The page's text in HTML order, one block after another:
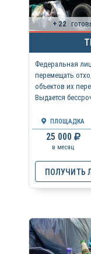
+ 22
Федеральная
перемещать
объектов их
Выдается
ПЛОЩАДКА
25 000
в месяц
ПОЛУЧИТЬ